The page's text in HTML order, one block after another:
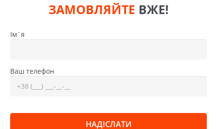
ЗАМОВЛЯЙТЕ ВЖЕ!
Ім`я
Ваш телефон